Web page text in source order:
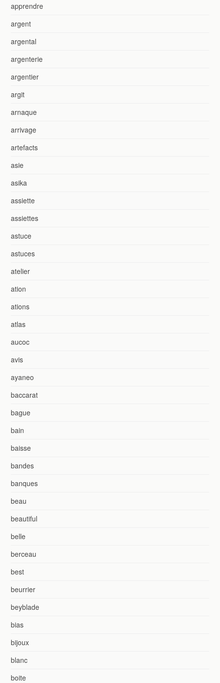
apprendre
argent
argental
argenterie
argentier
argit
arnaque
arrivage
artefacts
asie
asika
assiette
assiettes
astuce
astuces
atelier
ation
ations
atlas
aucoc
avis
ayaneo
baccarat
bague
bain
baisse
bandes
banques
beau
beautiful
belle
berceau
best
beurrier
beyblade
bias
bijoux
blanc
boite